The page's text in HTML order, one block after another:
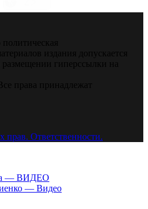
издания допускается
гиперссылки на
права принадлежат
прав. Ответственности.
— ВИДЕО
— Видео